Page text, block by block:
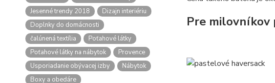
Jesenné trendy 2018
Dizajn interiériu
Doplnky do domácnosti
čalúnená textília
Poťahové látky
Poťahové látky na nábytok
Provence
Usporiadanie obývacej izby
Nábytok
Boxy a obedáre
Pre